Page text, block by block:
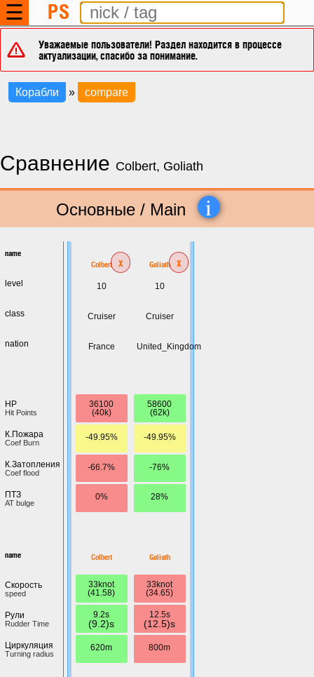
☰ PS
Уважаемые пользователи! Раздел находится в процессе
актуализации, спасибо за понимание.
Корабли » compare
Сравнение Colbert, Goliath
Основные / Main i
name
level
class
nation
HP
Hit Points
К.Пожара
Coef Burn
К.Затопления
Coef flood
ПТЗ
AT bulge
name
Скорость
speed
Рули
Rudder Time
Циркуляция
Turning radius
Colbert x
10
Cruiser
France
36100
(40k)
-49.95%
-66.7%
0%
Colbert
33knot
(41.58)
9.2s
(9.2)s
620m
Goliath x
10
Cruiser
United_Kingdom
58600
(62k)
-49.95%
-76%
28%
Goliath
33knot
(34.65)
12.5s
(12.5)s
800m